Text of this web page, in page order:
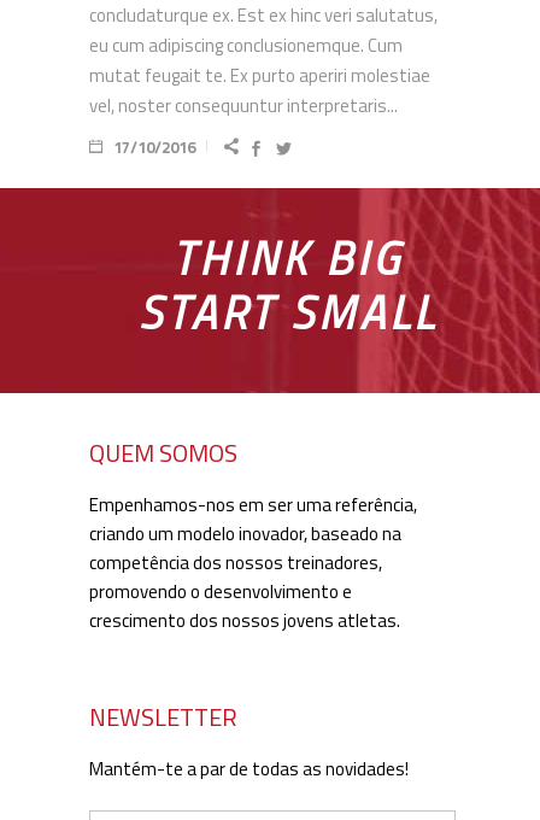
concludaturque ex. Est ex hinc veri salutatus,
eu cum adipiscing conclusionemque. Cum
mutat feugait te. Ex purto aperiri molestiae
vel, noster consequuntur interpretaris...
17/10/2016
THINK BIG
START SMALL
QUEM SOMOS
Empenhamos-nos em ser uma referência,
criando um modelo inovador, baseado na
competência dos nossos treinadores,
promovendo o desenvolvimento e
crescimento dos nossos jovens atletas.
NEWSLETTER
Mantém-te a par de todas as novidades!